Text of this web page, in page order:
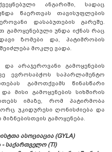
ანგარიში, სადაც
წაერთვას თავისუფლების
დასაბუთების გარეშე.
გამოყენებული უნდა იქნას რაც
ზომები და, პატიმრობის
მოკლე ვადა.
და არაჯეროვანი გამოყენების
ევროსაბჭოს საპარლამენტო
გამოთქვამს წინასწარი
მისი გამოყენების სიხშირის
იმაზე, რომ პატირმობა
უკიდურესი ღონისძიება და
გამოყენება.
ასოციაცია (GYLA)
საქართველო (TI)